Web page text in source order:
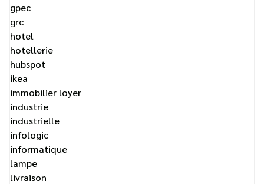
gpec
grc
hotel
hotellerie
hubspot
ikea
immobilier loyer
industrie
industrielle
infologic
informatique
lampe
livraison